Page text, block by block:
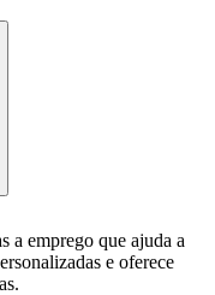
a emprego que ajuda a
e oferece